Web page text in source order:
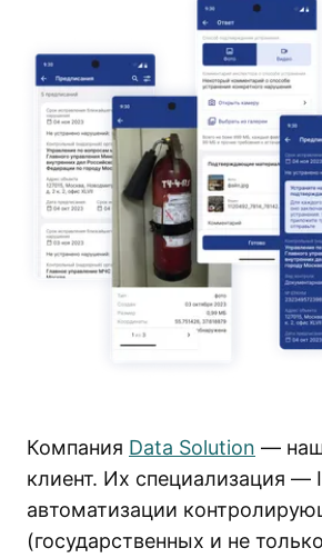
Компания Data Solution — наш
клиент. Их специализация —
автоматизации
(государственных и не